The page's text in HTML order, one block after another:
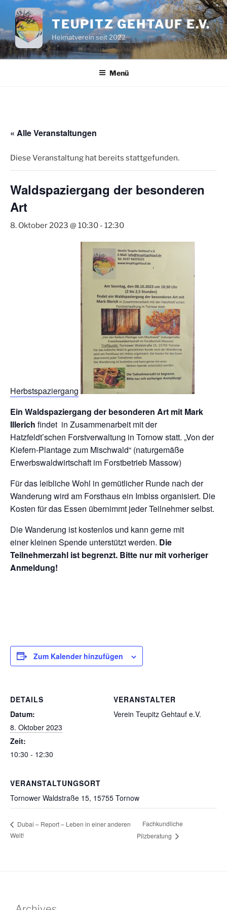
Inhalt
springen
TEUPITZ GEHTAUF E.V.
Heimatverein seit 2022
Menü
« Alle Veranstaltungen
Diese Veranstaltung hat bereits stattgefunden.
Waldspaziergang der besonderen
Art
8. Oktober 2023 @ 10:30 - 12:30
Herbstspaziergang
Ein Waldspaziergang der besonderen Art mit Mark
Illerich findet in Zusammenarbeit mit der
Hatzfeldt’schen Forstverwaltung in Tornow statt. „Von der
Kiefern-Plantage zum Mischwald“ (naturgemäße
Erwerbswaldwirtschaft im Forstbetrieb Massow)
Für das leibliche Wohl in gemütlicher Runde nach der
Wanderung wird am Forsthaus ein Imbiss organisiert. Die
Kosten für das Essen übernimmt jeder Teilnehmer selbst.
Die Wanderung ist kostenlos und kann gerne mit
einer kleinen Spende unterstützt werden. Die
Teilnehmerzahl ist begrenzt. Bitte nur mit vorheriger
Anmeldung!
Zum Kalender hinzufügen
DETAILS
Datum:
8. Oktober 2023
Zeit:
10:30 - 12:30
VERANSTALTER
Verein Teupitz Gehtauf e.V.
VERANSTALTUNGSORT
Tornower Waldstraße 15, 15755 Tornow
Dubai – Report – Leben in einer anderen
Welt!
Fachkundliche
Pilzberatung